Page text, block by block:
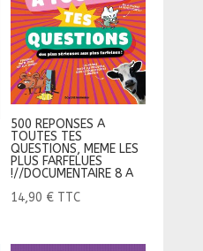
500 REPONSES A
TOUTES TES
QUESTIONS, MEME LES
PLUS FARFELUES
!//DOCUMENTAIRE 8 A
14,90 € TTC